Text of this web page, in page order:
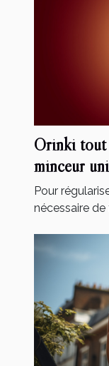
Orinki tout
minceur
Pour
nécessaire de